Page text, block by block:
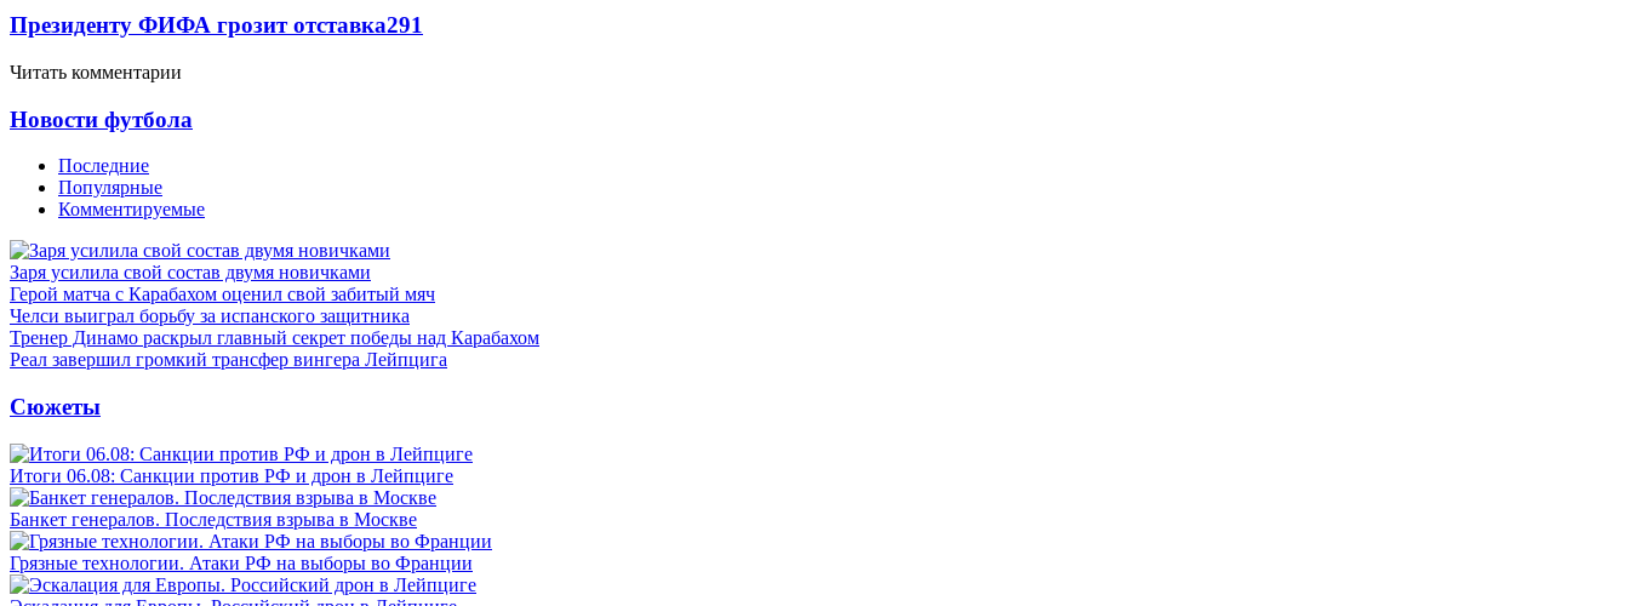
Президенту ФИФА грозит отставка291
Читать комментарии
Новости футбола
Последние
Популярные
Комментируемые
Заря усилила свой состав двумя новичками
Герой матча с Карабахом оценил свой забитый мяч
Челси выиграл борьбу за испанского защитника
Тренер Динамо раскрыл главный секрет победы над Карабахом
Реал завершил громкий трансфер вингера Лейпцига
Сюжеты
Итоги 06.08: Санкции против РФ и дрон в Лейпциге
Банкет генералов. Последствия взрыва в Москве
Грязные технологии. Атаки РФ на выборы во Франции